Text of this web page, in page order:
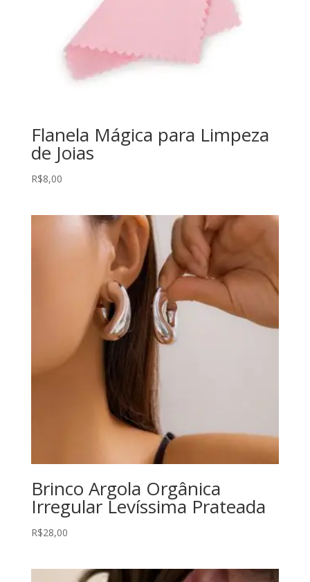
Flanela Mágica para Limpeza
de Joias
R$8,00
Brinco Argola Orgânica
Irregular Levíssima Prateada
R$28,00